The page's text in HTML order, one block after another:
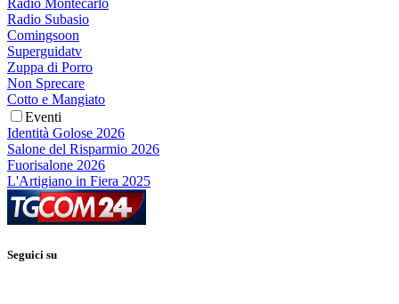
Radio Montecarlo
Radio Subasio
Comingsoon
Superguidatv
Zuppa di Porro
Non Sprecare
Cotto e Mangiato
Eventi
Identità Golose 2026
Salone del Risparmio 2026
Fuorisalone 2026
L'Artigiano in Fiera 2025
Seguici su